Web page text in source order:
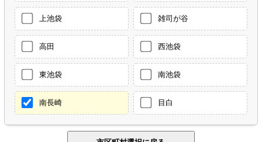
上池袋 雑司が谷
高田 西池袋
東池袋 南池袋
南長崎 目白